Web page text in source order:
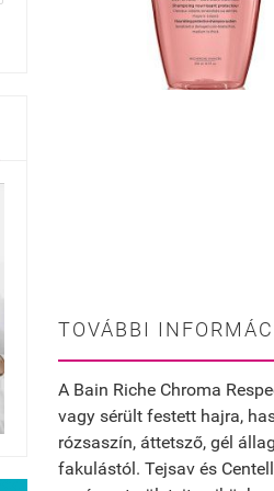
TOVÁBBI
A Bain Riche Chroma
vagy sérült festett hajra,
rózsaszín, áttetsző, gél
fakulástól. Tejsav és